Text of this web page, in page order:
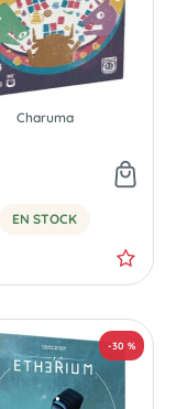
Charuma
EN STOCK